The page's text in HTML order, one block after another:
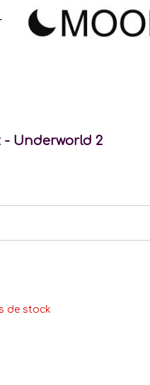
- Underworld 2
de stock